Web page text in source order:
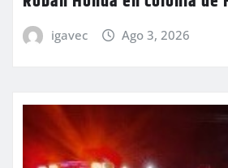
igavec Ago 3, 2026